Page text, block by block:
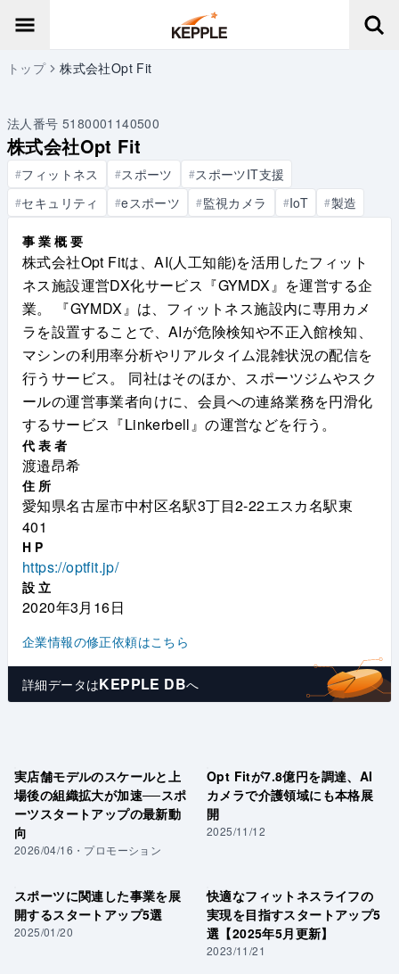
トップ 株式会社Opt Fit
法人番号 5180001140500
株式会社Opt Fit
#フィットネス #スポーツ #スポーツIT支援
#セキュリティ #eスポーツ #監視カメラ #IoT #製造
事業概要
株式会社Opt Fitは、AI(人工知能)を活用したフィット
ネス施設運営DX化サービス『GYMDX』を運営する企
業。 『GYMDX』は、フィットネス施設内に専用カメ
ラを設置することで、AIが危険検知や不正入館検知、
マシンの利用率分析やリアルタイム混雑状況の配信を
行うサービス。 同社はそのほか、スポーツジムやスク
ールの運営事業者向けに、会員への連絡業務を円滑化
するサービス『Linkerbell』の運営などを行う。
代表者
渡邉昂希
住所
愛知県名古屋市中村区名駅3丁目2‐22エスカ名駅東
401
HP
https://optfit.jp/
設立
2020年3月16日
企業情報の修正依頼はこちら
詳細データはKEPPLE DBへ
実店舗モデルのスケールと上
場後の組織拡大が加速──スポ
ーツスタートアップの最新動
向
2026/04/16 ・ プロモーション
Opt Fitが7.8億円を調達、AI
カメラで介護領域にも本格展
開
2025/11/12
スポーツに関連した事業を展
開するスタートアップ5選
2025/01/20
快適なフィットネスライフの
実現を目指すスタートアップ5
選【2025年5月更新】
2023/11/21